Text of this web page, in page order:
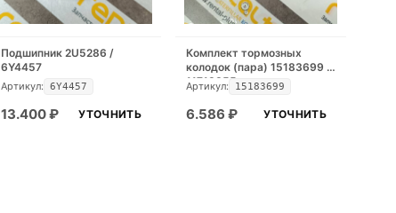
Подшипник 2U5286 /
6Y4457
Артикул: 6Y4457
13.400₽ УТОЧНИТЬ
Комплект тормозных
колодок (пара) 15183699 /
11713355
Артикул: 15183699
6.586 ₽ УТОЧНИТЬ